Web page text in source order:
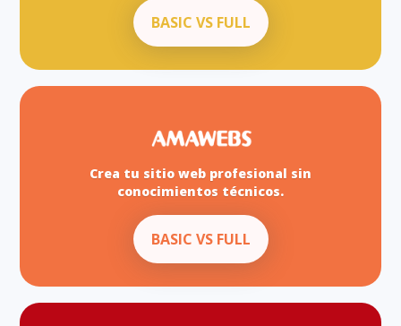
BASIC VS FULL
Crea tu sitio web profesional sin
conocimientos técnicos.
BASIC VS FULL